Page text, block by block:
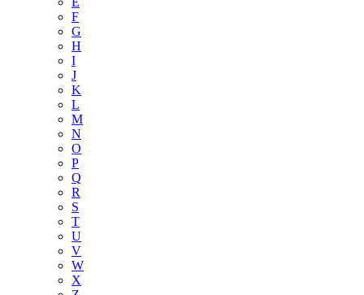
F
G
H
I
J
K
L
M
N
O
P
Q
R
S
T
U
V
W
X